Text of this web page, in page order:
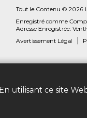
En utilisant ce site
Tout le Contenu © 2026
Enregistré comme
Adresse Enregistrée:
Avertissement Légal